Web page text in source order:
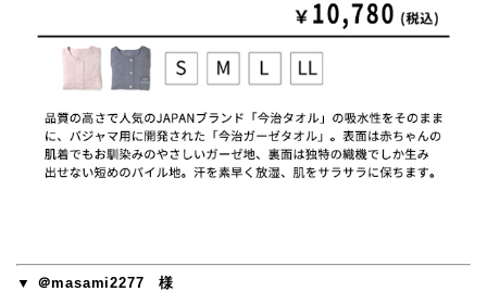
▼ ＠masami2277 様